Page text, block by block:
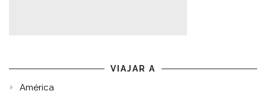
VIAJAR A
América